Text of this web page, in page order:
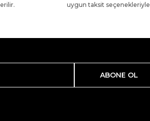
uygun taksit seçenekleriyle
ABONE OL